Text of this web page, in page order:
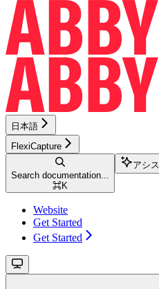
日本語
FlexiCapture
Search documentation...
⌘K
アシ
Website
Get Started
Get Started